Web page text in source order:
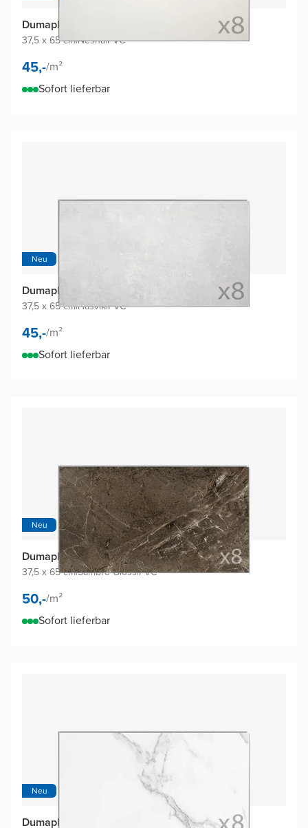
Dumaplast Dumawall+ Wandfliesen (8 Fliesen)
37,5 x 65 cm|Nesna|PVC
45,-/m²
Sofort lieferbar
Neu
Dumaplast Dumawall+ Wandfliesen (8 Fliesen)
37,5 x 65 cm|Hasvik|PVC
45,-/m²
Sofort lieferbar
Neu
Dumaplast Dumawall+ Wandfliesen (8 Fliesen)
37,5 x 65 cm|Sambro Gloss|PVC
50,-/m²
Sofort lieferbar
Neu
Dumaplast Dumawall+ Wandfliesen (8 Fliesen)